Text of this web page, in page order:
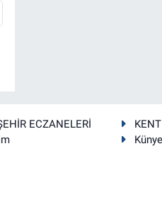
ECZANELERİ
Künye